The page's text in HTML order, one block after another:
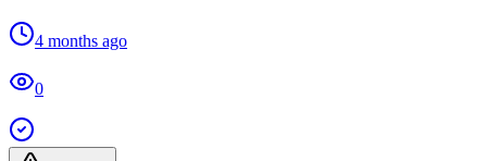
4 months ago
0